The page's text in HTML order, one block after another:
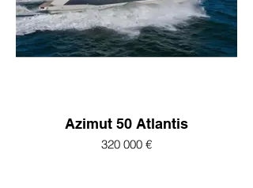
Azimut 50 Atlantis
320 000 €